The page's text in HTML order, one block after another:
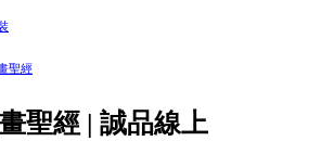
聖經
聖經 | 誠品線上